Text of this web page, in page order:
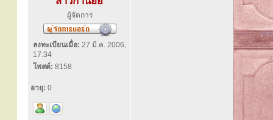
ผู้จัดการ
ลงทะเบียนเมื่อ: 27 มี.ค. 2006,
17:34
โพสต์: 8158
อายุ: 0